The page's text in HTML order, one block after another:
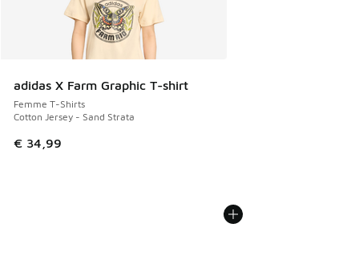
adidas X Farm Graphic T-shirt
Femme T-Shirts
Cotton Jersey - Sand Strata
€ 34,99